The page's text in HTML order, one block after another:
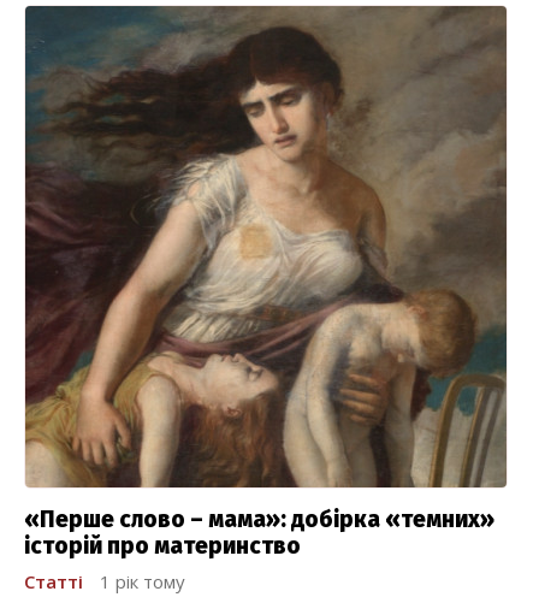
«Перше слово – мама»: добірка «темних»
історій про материнство
Статті
1 рік тому